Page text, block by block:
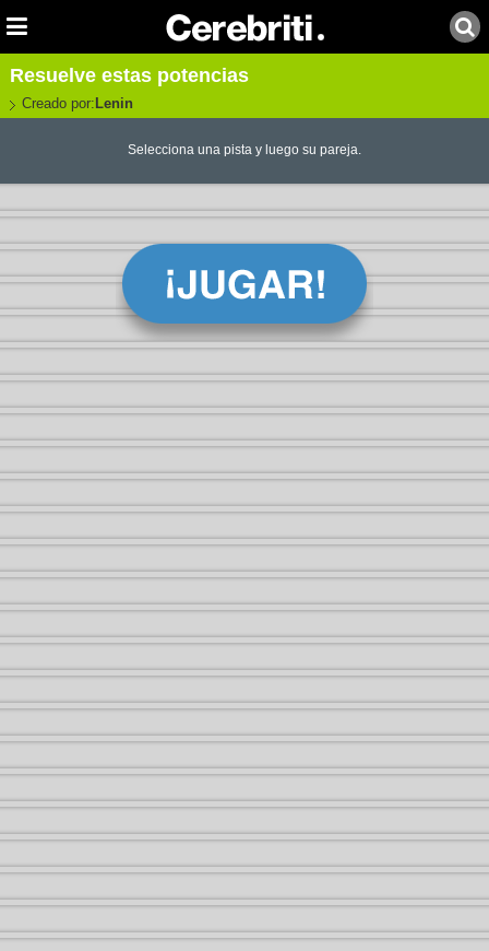
Resuelve estas potencias
Creado por: Lenin
Selecciona una pista y luego su pareja.